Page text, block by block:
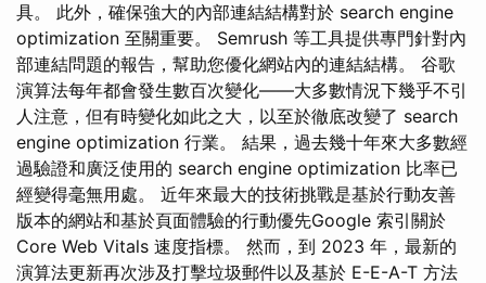
具。 此外，確保強大的內部連結結構對於 search engine
optimization 至關重要。 Semrush 等工具提供專門針對內
部連結問題的報告，幫助您優化網站內的連結結構。 谷歌
演算法每年都會發生數百次變化——大多數情況下幾乎不引
人注意，但有時變化如此之大，以至於徹底改變了 search
engine optimization 行業。 結果，過去幾十年來大多數經
過驗證和廣泛使用的 search engine optimization 比率已
經變得毫無用處。 近年來最大的技術挑戰是基於行動友善
版本的網站和基於頁面體驗的行動優先Google 索引關於
Core Web Vitals 速度指標。 然而，到 2023 年，最新的
演算法更新再次涉及打擊垃圾郵件以及基於 E-E-A-T 方法